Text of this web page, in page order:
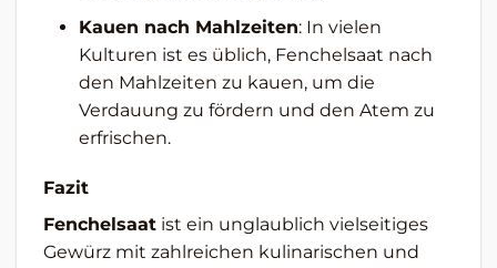
Kauen nach Mahlzeiten: In vielen
Kulturen ist es üblich, Fenchelsaat nach
den Mahlzeiten zu kauen, um die
Verdauung zu fördern und den Atem zu
erfrischen.
Fazit
Fenchelsaat ist ein unglaublich vielseitiges
Gewürz mit zahlreichen kulinarischen und